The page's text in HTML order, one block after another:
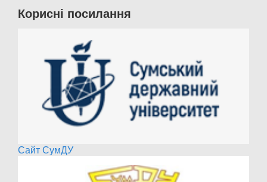
Корисні посилання
Сайт СумДУ